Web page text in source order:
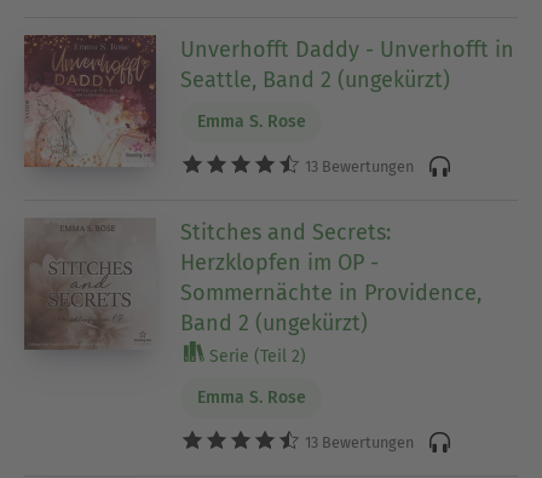
Unverhofft Daddy - Unverhofft in
Seattle, Band 2 (ungekürzt)
Emma S. Rose
13 Bewertungen
Stitches and Secrets:
Herzklopfen im OP -
Sommernächte in Providence,
Band 2 (ungekürzt)
Serie (Teil 2)
Emma S. Rose
13 Bewertungen